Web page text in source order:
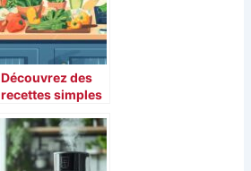
Découvrez des
recettes simples
pour bien
manger au
quotidien